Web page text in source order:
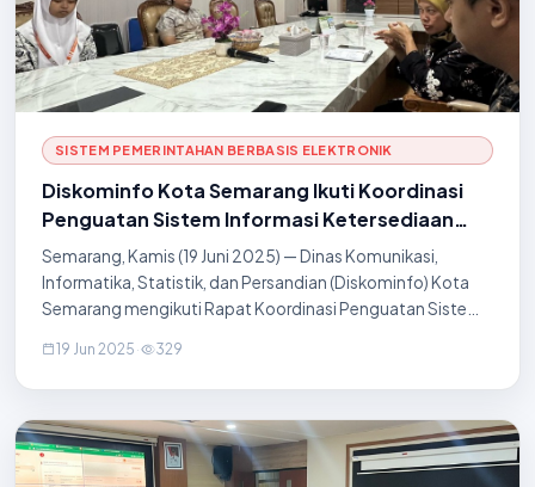
SISTEM PEMERINTAHAN BERBASIS ELEKTRONIK
Diskominfo Kota Semarang Ikuti Koordinasi
Penguatan Sistem Informasi Ketersediaan
Pangan (SIKETAN)
Semarang, Kamis (19 Juni 2025) — Dinas Komunikasi,
Informatika, Statistik, dan Persandian (Diskominfo) Kota
Semarang mengikuti Rapat Koordinasi Penguatan Sistem
yang diselenggarakan sebagai upaya penin
19 Jun 2025 · 329